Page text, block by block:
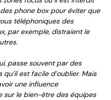
phone box pour éviter que
téléphoniques des
par exemple, distraient le
passe souvent par des
est facile d’oublier. Mais
une influence
sur le bien-être des équipes